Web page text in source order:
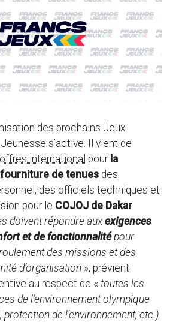
des prochains Jeux
s’active. Il vient de
international pour la
de tenues des
des officiels techniques et
pour le COJOJ de Dakar
doivent répondre auxexigences
et de fonctionnalitépour
des missions et des
d’organisation », prévient
au respect de « toutes les
de l’environnement olympique
protection de l’environnement, etc.)